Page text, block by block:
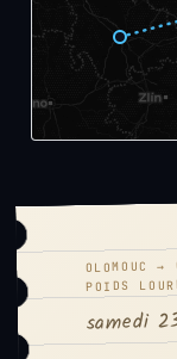
OLOMOUC
POIDS
samedi